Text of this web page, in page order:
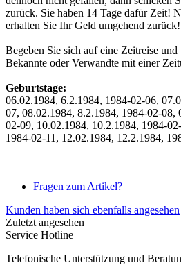
zurück. Sie haben 14 Tage dafür Zeit!
erhalten Sie Ihr Geld umgehend zurück!
Begeben Sie sich auf eine Zeitreise und
Bekannte oder Verwandte mit einer
Geburtstage:
06.02.1984, 6.2.1984, 1984-02-06,
07, 08.02.1984, 8.2.1984, 1984-02-08,
02-09, 10.02.1984, 10.2.1984, 1984-
1984-02-11, 12.02.1984, 12.2.1984,
Fragen zum Artikel?
Kunden haben sich ebenfalls angesehen
Zuletzt angesehen
Service Hotline
Telefonische Unterstützung und